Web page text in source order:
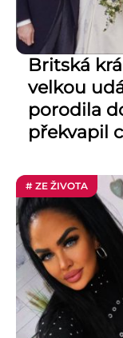
Britská
velkou
porodila
překvapil
# ZE ŽIVOTA